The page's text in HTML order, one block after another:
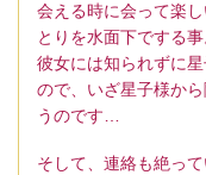
会える時に会って楽
とりを水面下でする事
彼女には知られずに
ので、いざ星子様か
うのです…
そして、連絡も絶って